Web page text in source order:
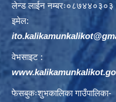
लेन्ड लाईन नम्बरः०८७४४०३०३
इमेल:
वेभसाइट :
फेसबुकःशुभकालिका गाउँपालिका-